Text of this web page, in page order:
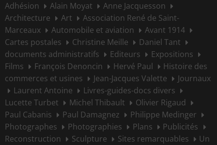
Adhésion
Alain Moyat
Anne Jacquesson
Architecture
Art
Association René de Saint-
Marceaux
Automobile et aviation
Avant 1914
Cartes postales
Christine Meille
Daniel Tant
documents administratifs
Editeurs
Expositions
Films
François Denoncin Hervé Paul
Histoire des
commerces et usines
Jean-Jacques Valette
Journaux
Laurent Antoine
Livres-guides-docs divers
Lucette Turbet
Michel Thibault
Olivier Rigaud
Paul Cabanis
Paul Damagnez
Philippe Medinger
Photographes
Photographies Plans
Publicités
Reconstruction
Sculpture Sites remarquables
Un